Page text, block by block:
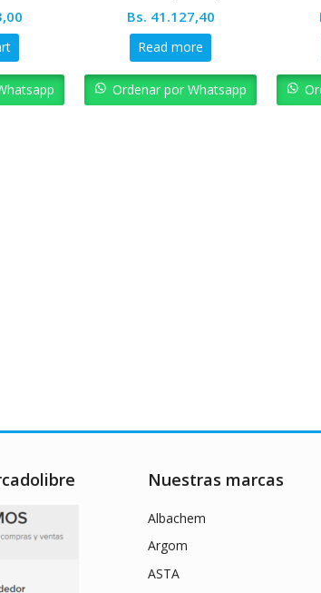
Bs. 41.127,40
Read more
Ordenar por Whatsapp
Nuestras marcas
Albachem
Argom
ASTA